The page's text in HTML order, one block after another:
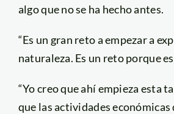
algo que no se ha hecho antes.
“Es un gran reto a empezar a
naturaleza. Es un reto porque
“Yo creo que ahí empieza esta
que las actividades